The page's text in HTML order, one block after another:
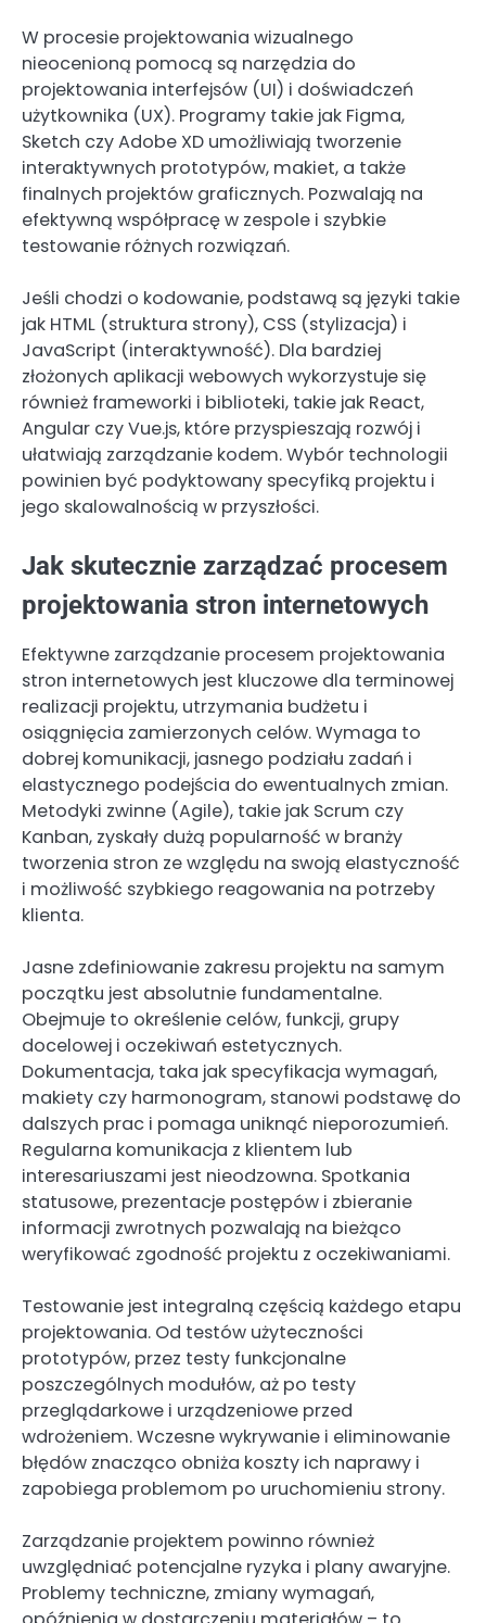
W procesie projektowania wizualnego
nieocenioną pomocą są narzędzia do
projektowania interfejsów (UI) i doświadczeń
użytkownika (UX). Programy takie jak Figma,
Sketch czy Adobe XD umożliwiają tworzenie
interaktywnych prototypów, makiet, a także
finalnych projektów graficznych. Pozwalają na
efektywną współpracę w zespole i szybkie
testowanie różnych rozwiązań.
Jeśli chodzi o kodowanie, podstawą są języki takie
jak HTML (struktura strony), CSS (stylizacja) i
JavaScript (interaktywność). Dla bardziej
złożonych aplikacji webowych wykorzystuje się
również frameworki i biblioteki, takie jak React,
Angular czy Vue.js, które przyspieszają rozwój i
ułatwiają zarządzanie kodem. Wybór technologii
powinien być podyktowany specyfiką projektu i
jego skalowalnością w przyszłości.
Jak skutecznie zarządzać procesem
projektowania stron internetowych
Efektywne zarządzanie procesem projektowania
stron internetowych jest kluczowe dla terminowej
realizacji projektu, utrzymania budżetu i
osiągnięcia zamierzonych celów. Wymaga to
dobrej komunikacji, jasnego podziału zadań i
elastycznego podejścia do ewentualnych zmian.
Metodyki zwinne (Agile), takie jak Scrum czy
Kanban, zyskały dużą popularność w branży
tworzenia stron ze względu na swoją elastyczność
i możliwość szybkiego reagowania na potrzeby
klienta.
Jasne zdefiniowanie zakresu projektu na samym
początku jest absolutnie fundamentalne.
Obejmuje to określenie celów, funkcji, grupy
docelowej i oczekiwań estetycznych.
Dokumentacja, taka jak specyfikacja wymagań,
makiety czy harmonogram, stanowi podstawę do
dalszych prac i pomaga uniknąć nieporozumień.
Regularna komunikacja z klientem lub
interesariuszami jest nieodzowna. Spotkania
statusowe, prezentacje postępów i zbieranie
informacji zwrotnych pozwalają na bieżąco
weryfikować zgodność projektu z oczekiwaniami.
Testowanie jest integralną częścią każdego etapu
projektowania. Od testów użyteczności
prototypów, przez testy funkcjonalne
poszczególnych modułów, aż po testy
przeglądarkowe i urządzeniowe przed
wdrożeniem. Wczesne wykrywanie i eliminowanie
błędów znacząco obniża koszty ich naprawy i
zapobiega problemom po uruchomieniu strony.
Zarządzanie projektem powinno również
uwzględniać potencjalne ryzyka i plany awaryjne.
Problemy techniczne, zmiany wymagań,